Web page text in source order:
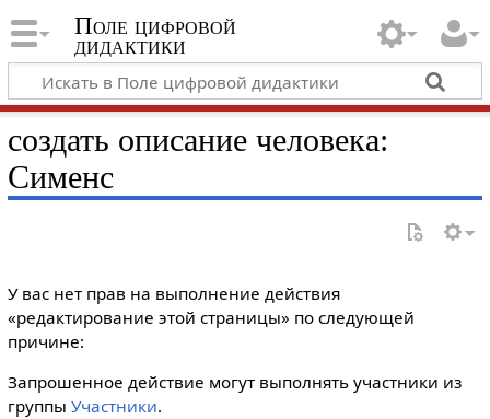
Поле цифровой
дидактики
создать описание человека:
Сименс
У вас нет прав на выполнение действия
«редактирование этой страницы» по следующей
причине:
Запрошенное действие могут выполнять участники из
группы Участники.